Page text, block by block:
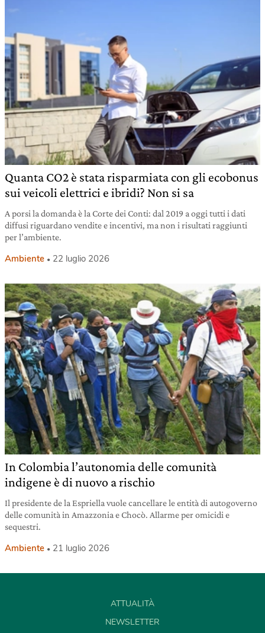
Quanta CO2 è stata risparmiata con gli ecobonus
sui veicoli elettrici e ibridi? Non si sa
A porsi la domanda è la Corte dei Conti: dal 2019 a oggi tutti i dati
diffusi riguardano vendite e incentivi, ma non i risultati raggiunti
per l’ambiente.
Ambiente 22 luglio 2026
In Colombia l’autonomia delle comunità
indigene è di nuovo a rischio
Il presidente de la Espriella vuole cancellare le entità di autogoverno
delle comunità in Amazzonia e Chocò. Allarme per omicidi e
sequestri.
Ambiente 21 luglio 2026
ATTUALITÀ
NEWSLETTER